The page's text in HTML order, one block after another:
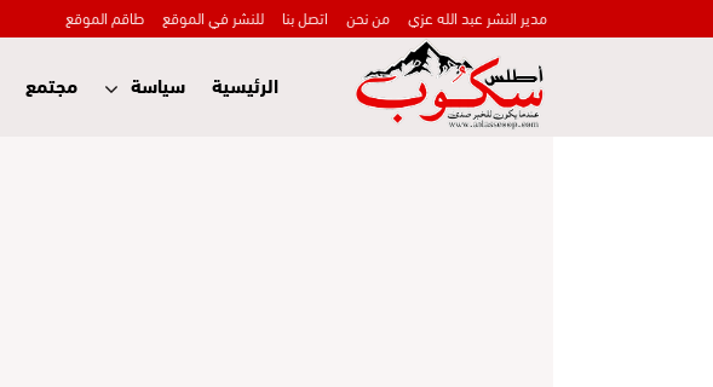
مدير النشر عبد الله عزي من نحن اتصل بنا للنشر في الموقع طاقم الموقع
الرئيسية سياسة مجتمع